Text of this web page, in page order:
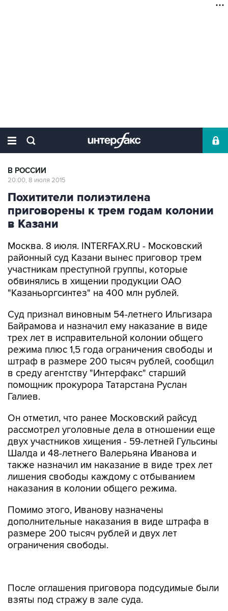
В РОССИИ
20:00, 8 июля 2015
Похитители полиэтилена
приговорены к трем годам колонии
в Казани
Москва. 8 июля. INTERFAX.RU - Московский
районный суд Казани вынес приговор трем
участникам преступной группы, которые
обвинялись в хищении продукции ОАО
"Казаньоргсинтез" на 400 млн рублей.
Суд признал виновным 54-летнего Ильгизара
Байрамова и назначил ему наказание в виде
трех лет в исправительной колонии общего
режима плюс 1,5 года ограничения свободы и
штраф в размере 200 тысяч рублей, сообщил
в среду агентству "Интерфакс" старший
помощник прокурора Татарстана Руслан
Галиев.
Он отметил, что ранее Московский райсуд
рассмотрел уголовные дела в отношении еще
двух участников хищения - 59-летней Гульсины
Шалда и 48-летнего Валерьяна Иванова и
также назначил им наказание в виде трех лет
лишения свободы каждому с отбыванием
наказания в колонии общего режима.
Помимо этого, Иванову назначены
дополнительные наказания в виде штрафа в
размере 200 тысяч рублей и двух лет
ограничения свободы.
Суд установил, что с мая 2011 года по март 2012